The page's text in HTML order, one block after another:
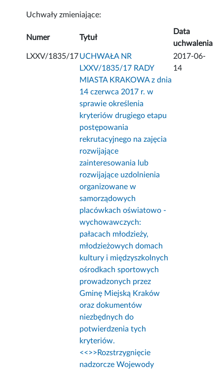
Uchwały zmieniające:
Numer Tytuł
Data
uchwalenia
LXXV/1835/17UCHWAŁA NR
LXXV/1835/17 RADY
MIASTA KRAKOWA z dnia
14 czerwca 2017 r. w
sprawie określenia
kryteriów drugiego etapu
postępowania
rekrutacyjnego na zajęcia
rozwijające
zainteresowania lub
rozwijające uzdolnienia
organizowane w
samorządowych
placówkach oświatowo -
wychowawczych:
pałacach młodzieży,
młodzieżowych domach
kultury i międzyszkolnych
ośrodkach sportowych
prowadzonych przez
Gminę Miejską Kraków
oraz dokumentów
niezbędnych do
potwierdzenia tych
kryteriów.
<<>>Rozstrzygnięcie
nadzorcze Wojewody
2017-06-
14